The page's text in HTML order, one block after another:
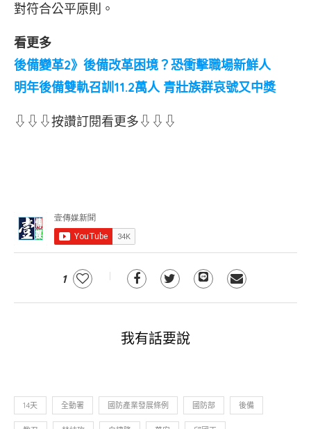
對符合公平原則。
看更多
後備變革2》後備改革困境？恐衝擊職場新鮮人
明年後備雙軌召訓11.2萬人 青壯族群哀號又中獎
⇩⇩⇩按讚訂閱看更多⇩⇩⇩
1
我有話要說
14天 全動署 國防產業發展條例 國防部 後備